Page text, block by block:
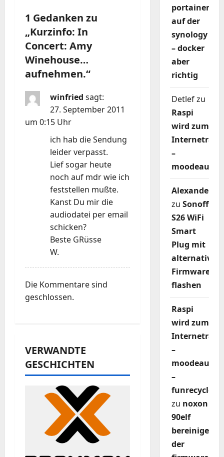
a
g
s
n
a
v
n
1 Gedanken zu
„Kurzinfo: In
Concert: Amy
Winehouse…
aufnehmen.“
winfried sagt:
27. September 2011
um 0:15 Uhr
ich hab die Sendung
leider verpasst.
Lief sogar heute
noch auf mdr wie ich
feststellen mußte.
Kanst Du mir die
audiodatei per email
schicken?
Beste GRüsse
W.
Die Kommentare sind
geschlossen.
VERWANDTE
GESCHICHTEN
portainer
auf der
synology
– docker
aber
richtig
Detlefzu
Raspi
wird zum
–
moodeaudio
Alexander
zu Sonoff
S26 WiFi
Smart
Plug mit
alternativer
Firmware
flashen
Raspi
wird zum
–
moodeaudio
–
funrecycler
zu noxon
90elf
bereinigen
der